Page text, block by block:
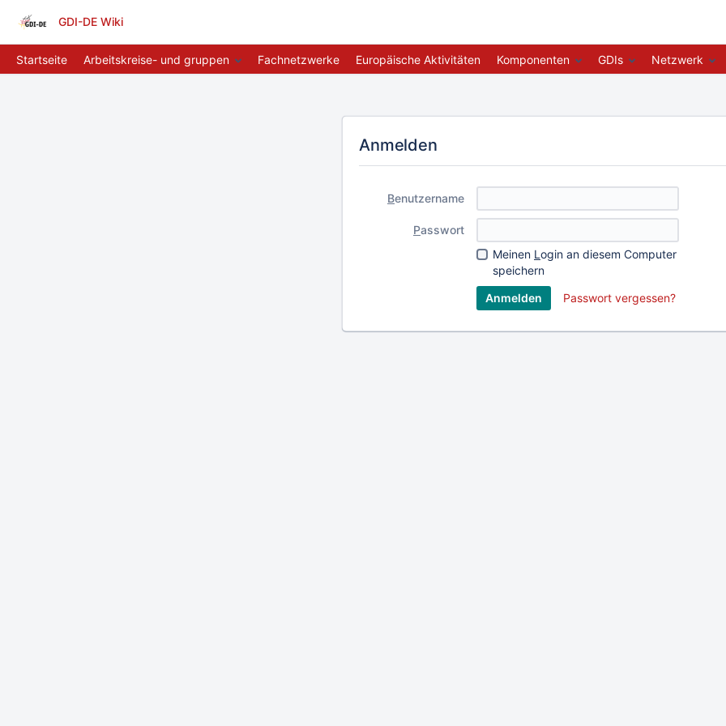
GDI-DE Wiki
Startseite Arbeitskreise- und gruppen Fachnetzwerke Europäische Aktivitäten Komponenten GDIs Netzwerk
Anmelden
Benutzername
Passwort
Meinen L ogin an diesem Computer
speichern
Passwort vergessen?